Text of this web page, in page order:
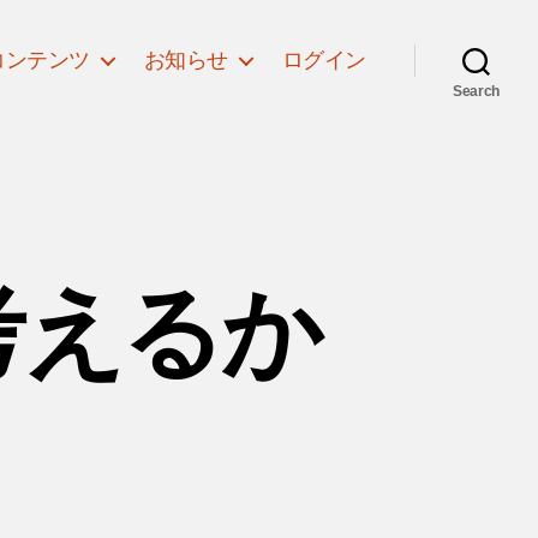
ンテンツ お知らせ ログイン
Search
えるか